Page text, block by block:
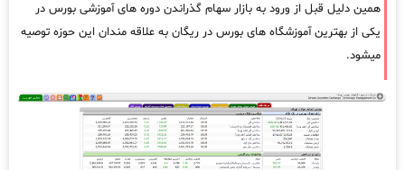
همین دلیل قبل از ورود به بازار سهام گذراندن دوره های آموزشی بورس در
یکی از بهترین آموزشگاه های بورس در ریگان به علاقه مندان این حوزه توصیه
میشود.